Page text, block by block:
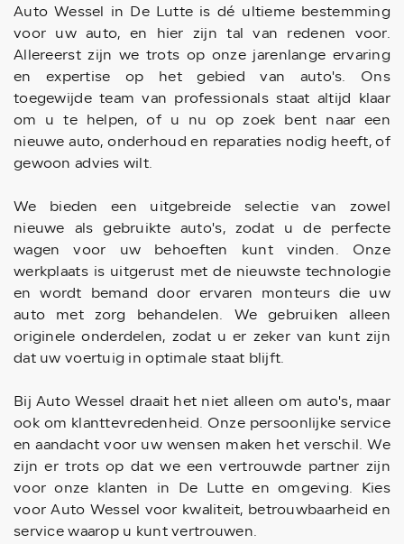
Auto Wessel in De Lutte is dé ultieme bestemming
voor uw auto, en hier zijn tal van redenen voor.
Allereerst zijn we trots op onze jarenlange ervaring
en expertise op het gebied van auto's. Ons
toegewijde team van professionals staat altijd klaar
om u te helpen, of u nu op zoek bent naar een
nieuwe auto, onderhoud en reparaties nodig heeft, of
gewoon advies wilt.
We bieden een uitgebreide selectie van zowel
nieuwe als gebruikte auto's, zodat u de perfecte
wagen voor uw behoeften kunt vinden. Onze
werkplaats is uitgerust met de nieuwste technologie
en wordt bemand door ervaren monteurs die uw
auto met zorg behandelen. We gebruiken alleen
originele onderdelen, zodat u er zeker van kunt zijn
dat uw voertuig in optimale staat blijft.
Bij Auto Wessel draait het niet alleen om auto's, maar
ook om klanttevredenheid. Onze persoonlijke service
en aandacht voor uw wensen maken het verschil. We
zijn er trots op dat we een vertrouwde partner zijn
voor onze klanten in De Lutte en omgeving. Kies
voor Auto Wessel voor kwaliteit, betrouwbaarheid en
service waarop u kunt vertrouwen.